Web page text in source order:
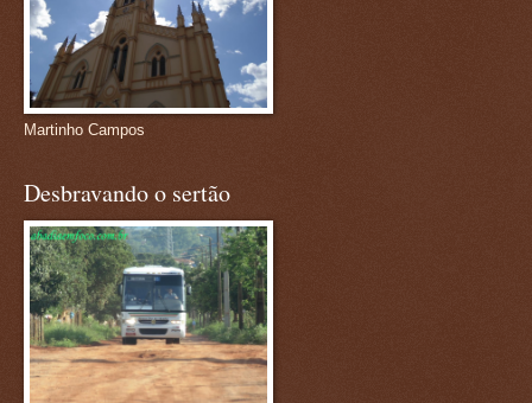
Martinho Campos
Desbravando o sertão